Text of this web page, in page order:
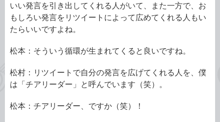
いい発言を引き出してくれる人がいて、また一方で、お
もしろい発言をリツイートによって広めてくれる人もい
たらいいですよね。
松本：そういう循環が生まれてくると良いですね。
松村：リツイートで自分の発言を広げてくれる人を、僕
は「チアリーダー」と呼んでいます（笑）。
松本：チアリーダー、ですか（笑）！